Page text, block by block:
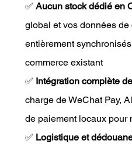
✅ Aucun stock dédié en
global et vos données
entièrement
commerce existant
✅ Intégration complète
charge de WeChat Pay,
de paiement locaux pour
✅ Logistique et